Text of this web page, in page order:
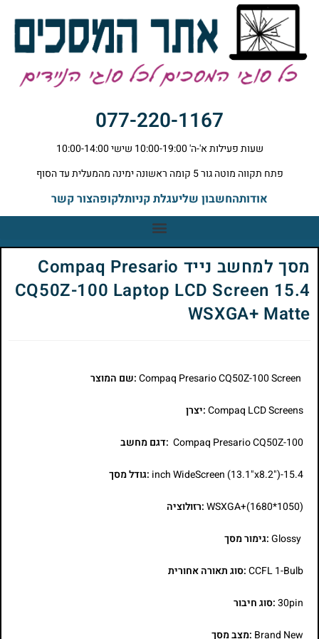
077-220-1167
שעות פעילות א'-ה' 10:00-19:00 שישי 10:00-14:00
פתח תקווה מוטה גור 5 קומה ראשונה ימינה מהמעלית עד הסוף
אודותהחשבון שליעגלת קניותלקופהצור קשר
מסך למחשב נייד Compaq Presario
CQ50Z-100 Laptop LCD Screen 15.4
WSXGA+ Matte
:שם המוצר
Compaq LCD Screens:יצרן
Compaq Presario CQ50Z-100 :דגם מחשב
15.4-inch WideScreen (13.1"x8.2") :גודל מסך
WSXGA+(1680*1050):רזולוציה
Glossy:גימור מסך
CCFL 1-Bulb:סוג תאורה אחורית
30pin:סוג חיבור
Brand New :מצב מסך